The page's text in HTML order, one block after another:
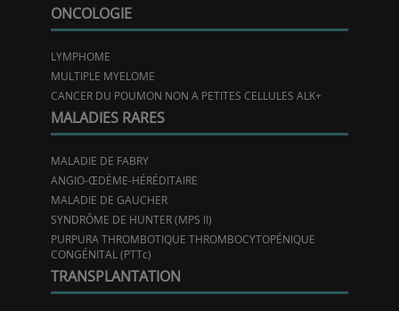
ONCOLOGIE
LYMPHOME
MULTIPLE MYELOME
CANCER DU POUMON NON A PETITES CELLULES ALK+
MALADIES RARES
MALADIE DE FABRY
ANGIO-ŒDÈME-HÉRÉDITAIRE
MALADIE DE GAUCHER
SYNDRÔME DE HUNTER (MPS II)
PURPURA THROMBOTIQUE THROMBOCYTOPÉNIQUE
CONGÉNITAL (PTTc)
TRANSPLANTATION